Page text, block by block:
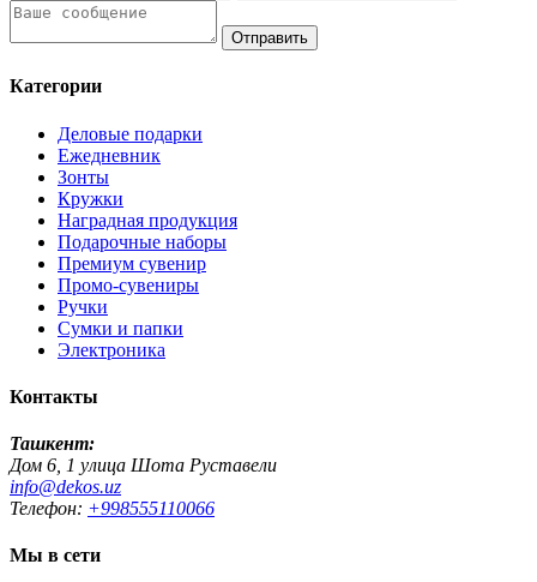
Отправить
Категории
Деловые подарки
Ежедневник
Зонты
Кружки
Наградная продукция
Подарочные наборы
Премиум сувенир
Промо-сувениры
Ручки
Сумки и папки
Электроника
Контакты
Ташкент:
Дом 6, 1 улица Шота Руставели
info@dekos.uz
Телефон: +998555110066
Мы в сети